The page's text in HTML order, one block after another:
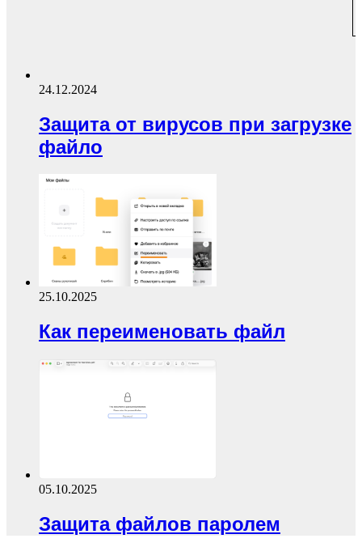
24.12.2024
Защита от вирусов при загрузке
файло
25.10.2025
Как переименовать файл
05.10.2025
Защита файлов паролем